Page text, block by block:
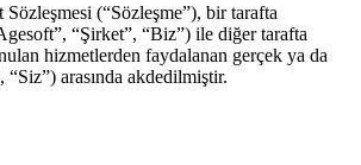
(“Sözleşme”), bir tarafta
“Şirket”, “Biz”) ile diğer tarafta
hizmetlerden faydalanan gerçek ya da
“Siz”) arasında akdedilmiştir.